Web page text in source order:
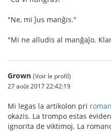
"Ne, mi ĵus manĝis."
"Mi ne alludis al manĝaĵo.
Grown (Voir le profil)
27 août 2017 22:42:19
Mi legas la artikolon pri
okazis. La trompo estas
ignorita de viktimoj. La